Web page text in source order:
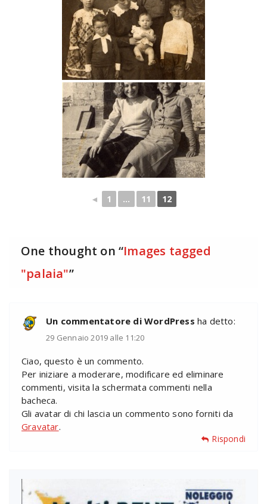
◄ 1 ... 11 12
One thought on “Images tagged
"palaia"”
Un commentatore di WordPress ha detto:
29 Gennaio 2019 alle 11:20
Ciao, questo è un commento.
Per iniziare a moderare, modificare ed eliminare
commenti, visita la schermata commenti nella
bacheca.
Gli avatar di chi lascia un commento sono forniti da
Gravatar.
Rispondi